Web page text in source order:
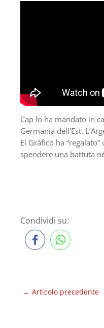
Cap lo ha mandato in
Germania dell’Est.
El Gráfico ha
spendere una battuta
Condividi su:
← Articolo precedente